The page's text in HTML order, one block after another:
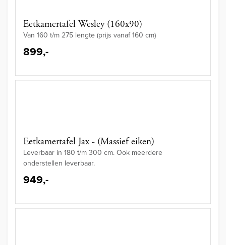
Eetkamertafel Wesley (160x90)
Van 160 t/m 275 lengte (prijs vanaf 160 cm)
899,-
Eetkamertafel Jax - (Massief eiken)
Leverbaar in 180 t/m 300 cm. Ook meerdere
onderstellen leverbaar.
949,-